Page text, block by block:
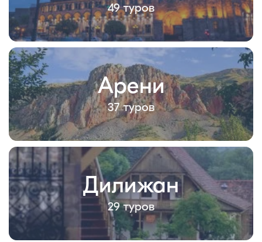
49 туров
Арени
37 туров
Дилижан
29 туров